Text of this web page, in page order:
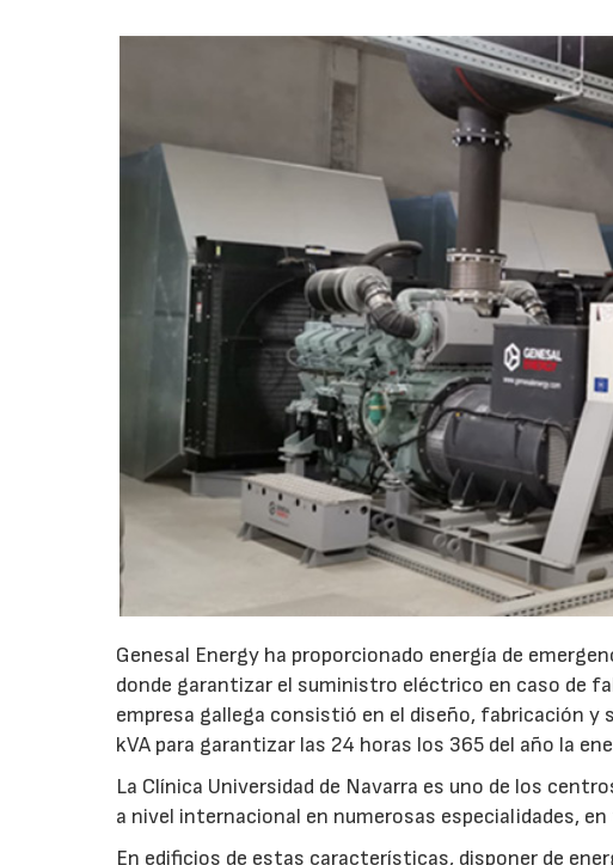
Genesal Energy ha proporcionado energía de
donde garantizar el suministro eléctrico en caso de
empresa gallega consistió en el diseño, fabricación
kVA para garantizar las 24 horas los 365 del año la
La Clínica Universidad de Navarra es uno de los
a nivel internacional en numerosas especialidades,
En edificios de estas características, disponer de